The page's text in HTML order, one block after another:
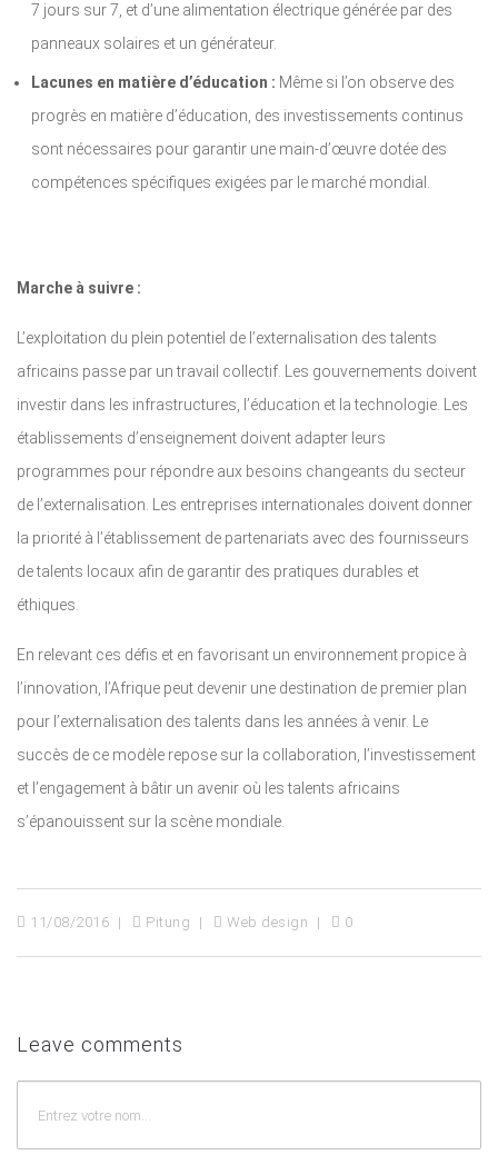
7 jours sur 7, et d’une alimentation électrique générée par des
panneaux solaires et un générateur.
Lacunes en matière d’éducation : Même si l’on observe des
progrès en matière d’éducation, des investissements continus
sont nécessaires pour garantir une main-d’œuvre dotée des
compétences spécifiques exigées par le marché mondial.
Marche à suivre :
L’exploitation du plein potentiel de l’externalisation des talents
africains passe par un travail collectif. Les gouvernements doivent
investir dans les infrastructures, l’éducation et la technologie. Les
établissements d’enseignement doivent adapter leurs
programmes pour répondre aux besoins changeants du secteur
de l’externalisation. Les entreprises internationales doivent donner
la priorité à l’établissement de partenariats avec des fournisseurs
de talents locaux afin de garantir des pratiques durables et
éthiques.
En relevant ces défis et en favorisant un environnement propice à
l’innovation, l’Afrique peut devenir une destination de premier plan
pour l’externalisation des talents dans les années à venir. Le
succès de ce modèle repose sur la collaboration, l’investissement
et l’engagement à bâtir un avenir où les talents africains
s’épanouissent sur la scène mondiale.
11/08/2016 Pitung Web design 0
Leave comments